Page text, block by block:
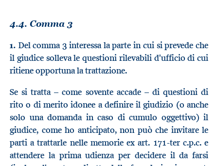
4.4. Comma 3
1. Del comma 3 interessa la parte in cui si prevede che
il giudice solleva le questioni rilevabili d'ufficio di cui
ritiene opportuna la trattazione.
Se si tratta – come sovente accade – di questioni di
rito o di merito idonee a definire il giudizio (o anche
solo una domanda in caso di cumulo oggettivo) il
giudice, come ho anticipato, non può che invitare le
parti a trattarle nelle memorie ex art. 171-ter c.p.c. e
attendere la prima udienza per decidere il da farsi